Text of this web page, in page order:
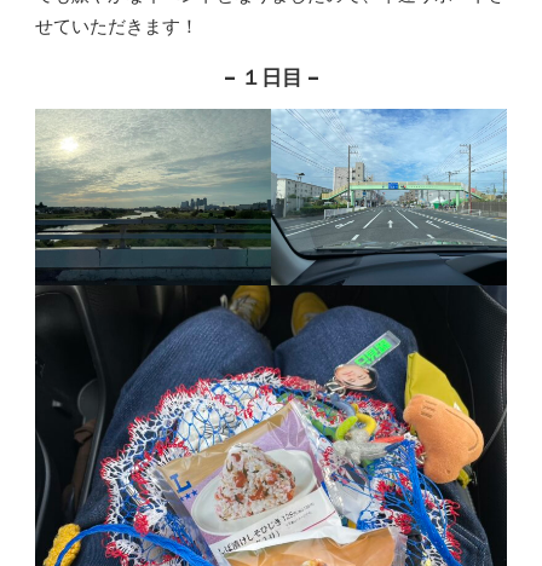
せていただきます！
– １日目 –